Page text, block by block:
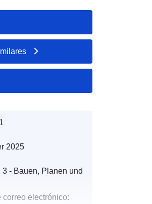
2025
3 - Bauen, Planen und
correo electrónico: